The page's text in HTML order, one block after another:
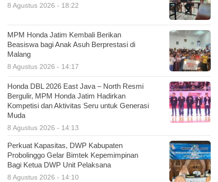
8 Agustus 2026 - 18:22
MPM Honda Jatim Kembali Berikan
Beasiswa bagi Anak Asuh Berprestasi di
Malang
8 Agustus 2026 - 14:17
Honda DBL 2026 East Java – North Resmi
Bergulir, MPM Honda Jatim Hadirkan
Kompetisi dan Aktivitas Seru untuk Generasi
Muda
8 Agustus 2026 - 14:13
Perkuat Kapasitas, DWP Kabupaten
Probolinggo Gelar Bimtek Kepemimpinan
Bagi Ketua DWP Unit Pelaksana
8 Agustus 2026 - 14:10